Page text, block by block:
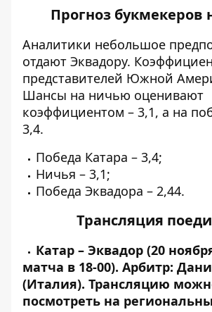
Прогноз букмекеров
Аналитики небольшое
отдают Эквадору.
представителей Южной
Шансы на ничью оценивают
коэффициентом – 3,1, а на
3,4.
Победа Катара – 3,4;
Ничья – 3,1;
Победа Эквадора – 2,44.
Трансляция
Катар – Эквадор (20
матча в 18-00). Арбитр:
(Италия). Трансляцию
посмотреть на